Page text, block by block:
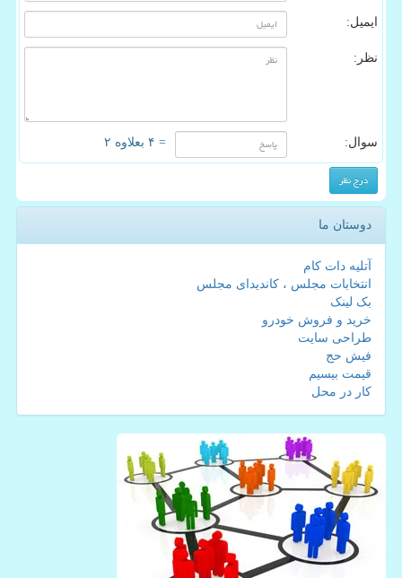
ایمیل:
نظر:
سوال: = ۴ بعلاوه ۲
دوستان ما
آتلیه دات کام
انتخابات مجلس ، کاندیدای مجلس
بک لینک
خرید و فروش خودرو
طراحی سایت
فیش حج
قیمت بیسیم
کار در محل